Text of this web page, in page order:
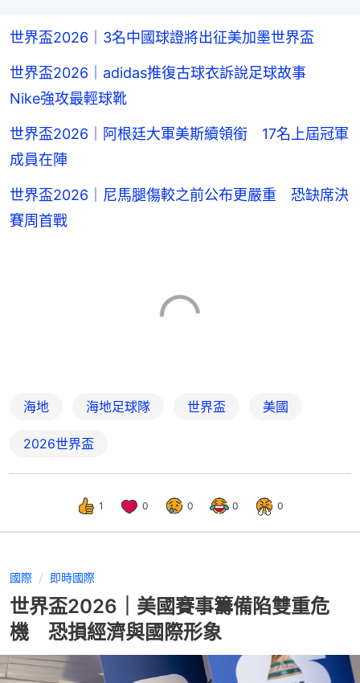
世界盃2026｜3名中國球證將出征美加墨世界盃
世界盃2026｜adidas推復古球衣訴說足球故事
Nike強攻最輕球靴
世界盃2026｜阿根廷大軍美斯續領銜 17名上屆冠軍
成員在陣
世界盃2026｜尼馬腿傷較之前公布更嚴重 恐缺席決
賽周首戰
海地 海地足球隊 世界盃 美國
2026世界盃
1 0 0 0 0
國際 即時國際
世界盃2026｜美國賽事籌備陷雙重危
機 恐損經濟與國際形象